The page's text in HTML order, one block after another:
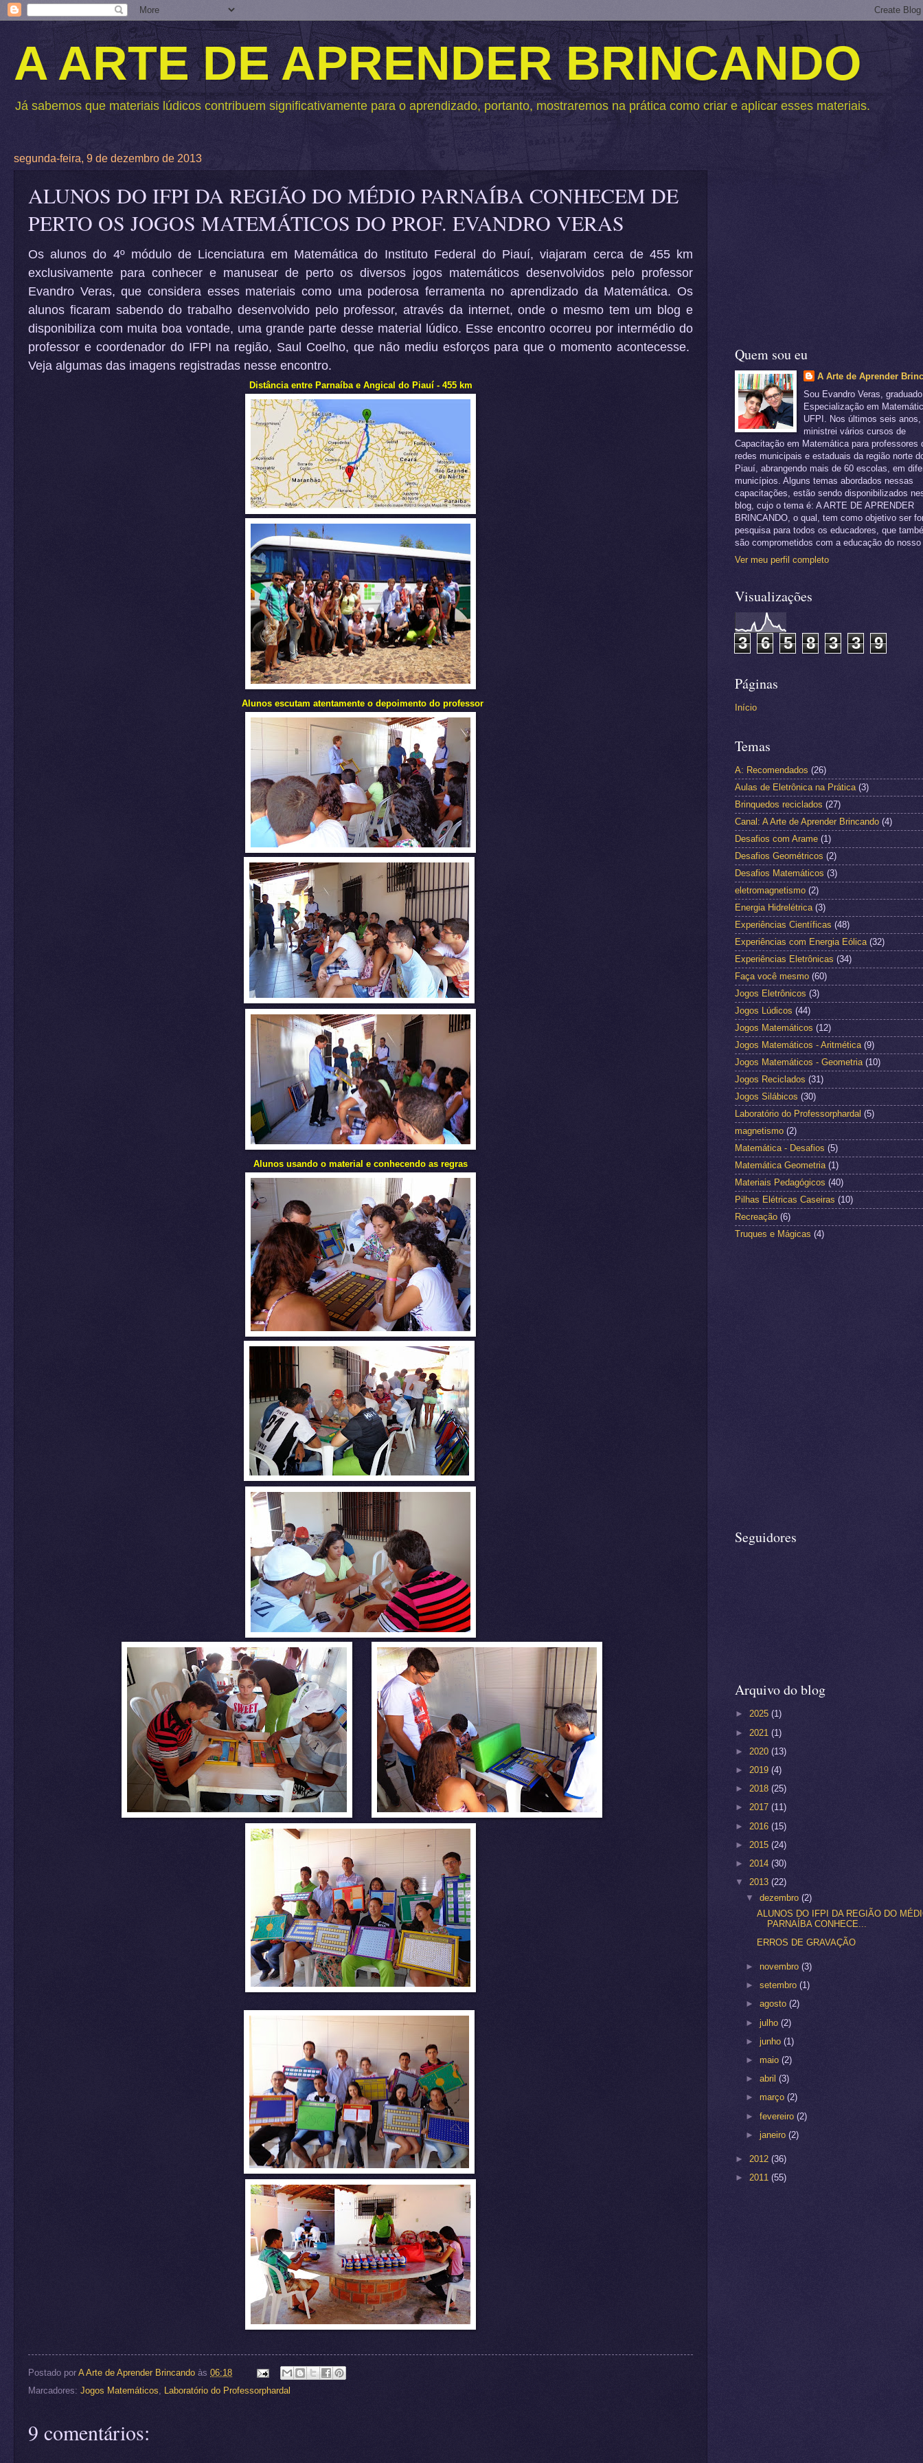
A ARTE DE APRENDER BRINCANDO
Já sabemos que materiais lúdicos contribuem significativamente para o aprendizado, portanto, mostraremos na prática como criar e aplicar esses materiais.
segunda-feira, 9 de dezembro de 2013
ALUNOS DO IFPI DA REGIÃO DO MÉDIO PARNAÍBA CONHECEM DE
PERTO OS JOGOS MATEMÁTICOS DO PROF. EVANDRO VERAS
Os alunos do 4º módulo de Licenciatura em Matemática do Instituto Federal do Piauí, viajaram cerca de 455 km
exclusivamente para conhecer e manusear de perto os diversos jogos matemáticos desenvolvidos pelo professor
Evandro Veras, que considera esses materiais como uma poderosa ferramenta no aprendizado da Matemática. Os
alunos ficaram sabendo do trabalho desenvolvido pelo professor, através da internet, onde o mesmo tem um blog e
disponibiliza com muita boa vontade, uma grande parte desse material lúdico. Esse encontro ocorreu por intermédio do
professor e coordenador do IFPI na região, Saul Coelho, que não mediu esforços para que o momento acontecesse.
Veja algumas das imagens registradas nesse encontro.
Distância entre Parnaíba e Angical do Piauí - 455 km
Alunos escutam atentamente o depoimento do professor
Alunos usando o material e conhecendo as regras
Postado por A Arte de Aprender Brincando às 06:18
Marcadores: Jogos Matemáticos, Laboratório do Professorphardal
9 comentários:
Quem sou eu
A Arte de Aprender
Sou Evandro Veras,
Especialização em
UFPI. Nos últimos seis anos,
ministrei vários cursos de
Capacitação em Matemática para professores
redes municipais e estaduais da região norte
Piauí, abrangendo mais de 60 escolas, em
municípios. Alguns temas abordados nessas
capacitações, estão sendo disponibilizados
blog, cujo o tema é: A ARTE DE APRENDER
BRINCANDO, o qual, tem como objetivo ser
pesquisa para todos os educadores, que
são comprometidos com a educação do
Ver meu perfil completo
Visualizações
3 6 5 8 3 3 9
Páginas
Início
Temas
A: Recomendados (26)
Aulas de Eletrônica na Prática (3)
Brinquedos reciclados (27)
Canal: A Arte de Aprender Brincando (4)
Desafios com Arame (1)
Desafios Geométricos (2)
Desafios Matemáticos (3)
eletromagnetismo (2)
Energia Hidrelétrica (3)
Experiências Científicas (48)
Experiências com Energia Eólica (32)
Experiências Eletrônicas (34)
Faça você mesmo (60)
Jogos Eletrônicos (3)
Jogos Lúdicos (44)
Jogos Matemáticos (12)
Jogos Matemáticos - Aritmética (9)
Jogos Matemáticos - Geometria (10)
Jogos Reciclados (31)
Jogos Silábicos (30)
Laboratório do Professorphardal (5)
magnetismo (2)
Matemática - Desafios (5)
Matemática Geometria (1)
Materiais Pedagógicos (40)
Pilhas Elétricas Caseiras (10)
Recreação (6)
Truques e Mágicas (4)
Seguidores
Arquivo do blog
► 2025 (1)
► 2021 (1)
► 2020 (13)
► 2019 (4)
► 2018 (25)
► 2017 (11)
► 2016 (15)
► 2015 (24)
► 2014 (30)
▼ 2013 (22)
▼dezembro(2)
ALUNOS DO IFPI DA REGIÃO DO
PARNAÍBA CONHECE...
ERROS DE GRAVAÇÃO
►novembro(3)
►setembro(1)
►agosto(2)
►julho(2)
► junho(1)
►maio(2)
►abril(3)
►março(2)
►fevereiro(2)
►janeiro(2)
► 2012 (36)
► 2011 (55)